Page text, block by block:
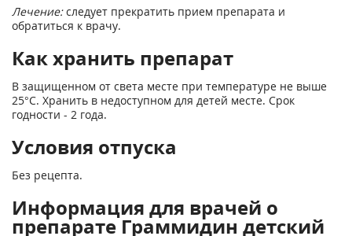
Лечение:следует прекратить прием препарата и
обратиться к врачу.
Как хранить препарат
В защищенном от света месте при температуре не выше
25°С. Хранить в недоступном для детей месте. Срок
годности - 2 года.
Условия отпуска
Без рецепта.
Информация для врачей о
препарате Граммидин детский